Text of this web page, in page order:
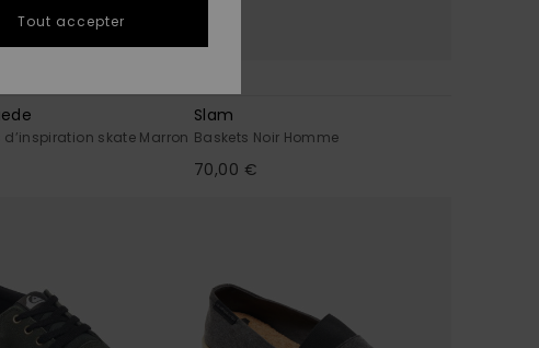
d’inspiration skate Marron
Slam
Baskets Noir Homme
70,00 €
Tout accepter